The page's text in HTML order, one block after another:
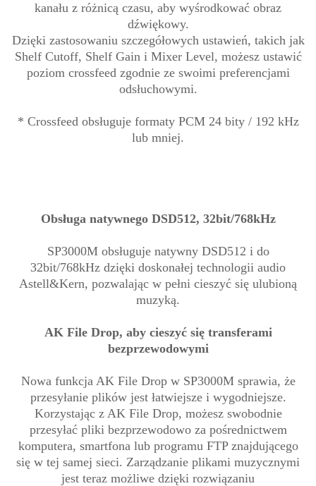
kanału z różnicą czasu, aby wyśrodkować obraz
dźwiękowy.
Dzięki zastosowaniu szczegółowych ustawień, takich jak
Shelf Cutoff, Shelf Gain i Mixer Level, możesz ustawić
poziom crossfeed zgodnie ze swoimi preferencjami
odsłuchowymi.
* Crossfeed obsługuje formaty PCM 24 bity / 192 kHz
lub mniej.
Obsługa natywnego DSD512, 32bit/768kHz
SP3000M obsługuje natywny DSD512 i do
32bit/768kHz dzięki doskonałej technologii audio
Astell&Kern, pozwalając w pełni cieszyć się ulubioną
muzyką.
AK File Drop, aby cieszyć się transferami
bezprzewodowymi
Nowa funkcja AK File Drop w SP3000M sprawia, że
przesyłanie plików jest łatwiejsze i wygodniejsze.
Korzystając z AK File Drop, możesz swobodnie
przesyłać pliki bezprzewodowo za pośrednictwem
komputera, smartfona lub programu FTP znajdującego
się w tej samej sieci. Zarządzanie plikami muzycznymi
jest teraz możliwe dzięki rozwiązaniu